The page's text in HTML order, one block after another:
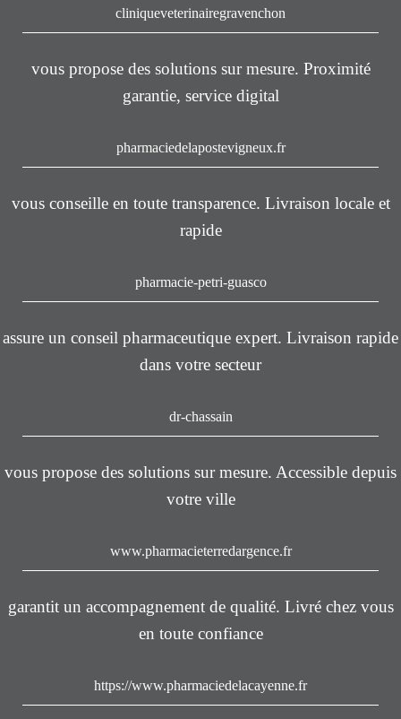
cliniqueveterinairegravenchon
vous propose des solutions sur mesure. Proximité
garantie, service digital
pharmaciedelapostevigneux.fr
vous conseille en toute transparence. Livraison locale et
rapide
pharmacie-petri-guasco
assure un conseil pharmaceutique expert. Livraison rapide
dans votre secteur
dr-chassain
vous propose des solutions sur mesure. Accessible depuis
votre ville
www.pharmacieterredargence.fr
garantit un accompagnement de qualité. Livré chez vous
en toute confiance
https://www.pharmaciedelacayenne.fr